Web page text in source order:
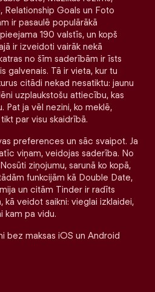
Relationship Goals un Foto
ir pasaulē populārākā
190 valstīs, un kopš
ir izveidoti vairāk nekā
no šīm saderībām ir īsts
galvenais. Tā ir vieta, kur tu
citādi nekad nesatiktu: jaunu
uzplaukstošu attiecību, kas
Pat ja vēl nezini, ko meklē,
par visu skaidrībā.
preferences un sāc svaipot. Ja
viņam, veidojas saderība. No
ziņojumu, sarunā ko kopā,
funkcijām kā Double Date,
un citām Tinder ir radīts
kā veidot saikni: vieglai izklaidei,
kam pa vidu.
bez maksas iOS un Android